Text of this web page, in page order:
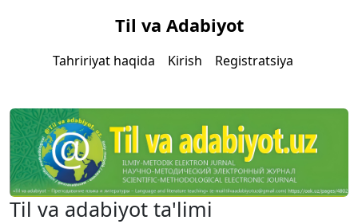
Til va Adabiyot
Tahririyat haqida Kirish Registratsiya
Til va adabiyot ta'limi